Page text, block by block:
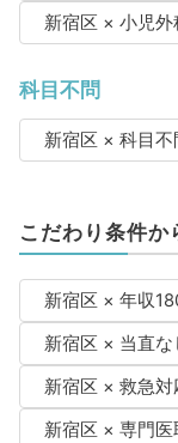
新宿区 × 小児外
科目不問
新宿区 × 科目不
こだわり条件か
新宿区 × 年収
新宿区 × 当直な
新宿区 × 救急対
新宿区 × 専門医